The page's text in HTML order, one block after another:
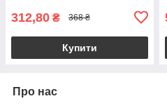
312,80 ₴ 368 ₴
Купити
Про нас